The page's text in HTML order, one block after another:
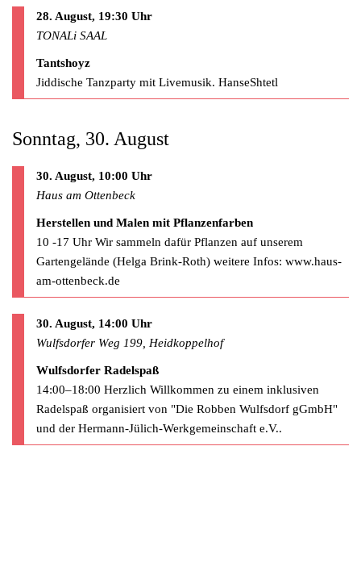
28. August, 19:30 Uhr
TONALi SAAL
Tantshoyz
Jiddische Tanzparty mit Livemusik. HanseShtetl
Sonntag, 30. August
30. August, 10:00 Uhr
Haus am Ottenbeck
Herstellen und Malen mit Pflanzenfarben
10 -17 Uhr Wir sammeln dafür Pflanzen auf unserem
Gartengelände (Helga Brink-Roth) weitere Infos: www.haus-
am-ottenbeck.de
30. August, 14:00 Uhr
Wulfsdorfer Weg 199, Heidkoppelhof
Wulfsdorfer Radelspaß
14:00–18:00 Herzlich Willkommen zu einem inklusiven
Radelspaß organisiert von "Die Robben Wulfsdorf gGmbH"
und der Hermann-Jülich-Werkgemeinschaft e.V..